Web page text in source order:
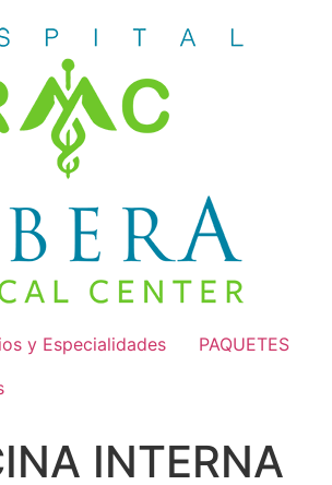
y Especialidades
PAQUETES
INTERNA